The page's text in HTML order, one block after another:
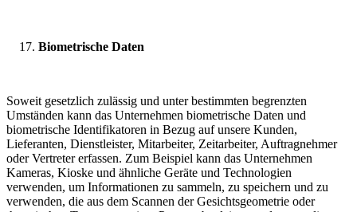
Biometrische Daten
Soweit gesetzlich zulässig und unter bestimmten begrenzten
Umständen kann das Unternehmen biometrische Daten und
biometrische Identifikatoren in Bezug auf unsere Kunden,
Lieferanten, Dienstleister, Mitarbeiter, Zeitarbeiter, Auftragnehmer
oder Vertreter erfassen. Zum Beispiel kann das Unternehmen
Kameras, Kioske und ähnliche Geräte und Technologien
verwenden, um Informationen zu sammeln, zu speichern und zu
verwenden, die aus dem Scannen der Gesichtsgeometrie oder